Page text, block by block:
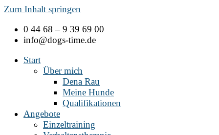
Zum Inhalt springen
0 44 68 – 9 39 69 00
info@dogs-time.de
Start
Über mich
Dena Rau
Meine Hunde
Qualifikationen
Angebote
Einzeltraining